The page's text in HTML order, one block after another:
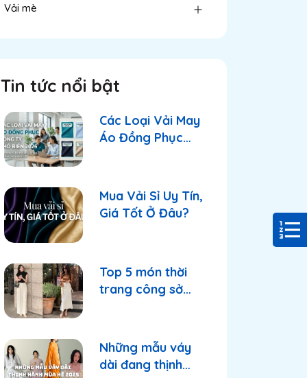
Vải mè
Tin tức nổi bật
Các Loại Vải May
Áo Đồng Phục
Mua Vải Sỉ Uy Tín,
Giá Tốt Ở Đâu?
Top 5 món thời
trang công sở
Những mẫu váy
dài đang thịnh